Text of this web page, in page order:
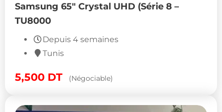
Samsung 65″ Crystal UHD (Série 8 –
TU8000
Depuis 4 semaines
Tunis
5,500 DT (Négociable)